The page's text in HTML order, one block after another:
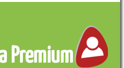
Premium